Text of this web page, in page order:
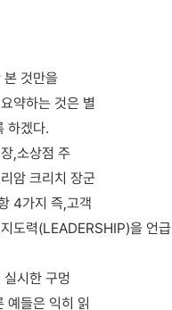
본 것만을
약하는 것은 별
하겠다.
,소상점 주
암 크리치 장군
4가지 즉,고객
도력(LEADERSHIP)을 언급
시한 구멍
예들은 익히 읽